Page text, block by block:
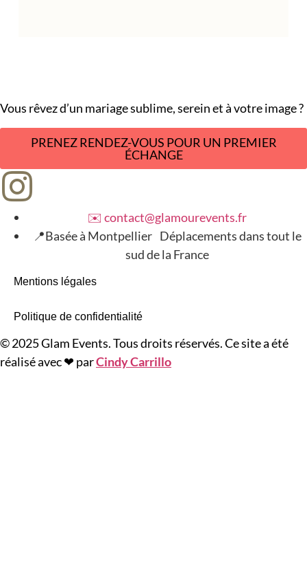
Vous rêvez d’un mariage sublime, serein et à votre image ?
PRENEZ RENDEZ-VOUS POUR UN PREMIER
ÉCHANGE
✉️ contact@glamourevents.fr
📍Basée à Montpellier Déplacements dans tout le
sud de la France
Mentions légales
Politique de confidentialité
© 2025 Glam Events. Tous droits réservés. Ce site a été
réalisé avec ❤ parCindy Carrillo